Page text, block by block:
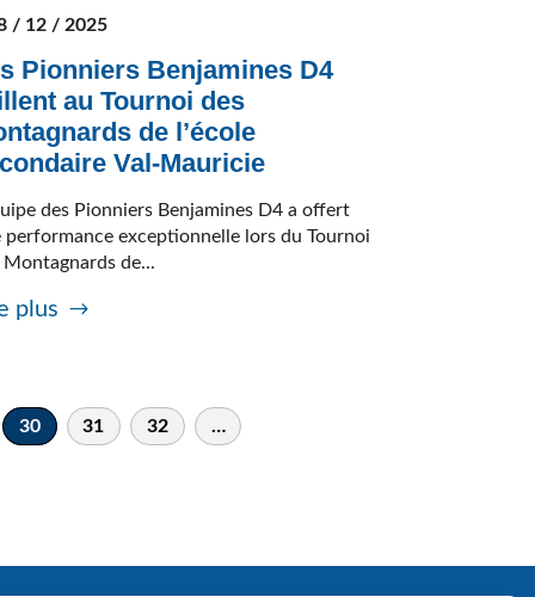
/ 12 / 2025
Pionniers Benjamines D4
au Tournoi des
de l’école
Val-Mauricie
des Pionniers Benjamines D4 a offert
performance exceptionnelle lors du Tournoi
Montagnards de...
plus
30 31 32 …